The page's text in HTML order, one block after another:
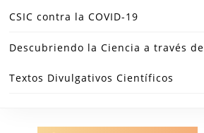
CSIC contra la COVID-19
Descubriendo la Ciencia a través de
Textos Divulgativos Científicos